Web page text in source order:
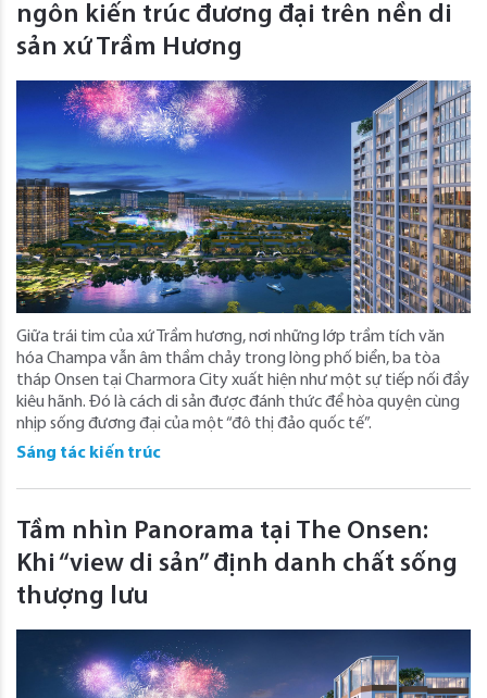
ngôn kiến trúc đương đại trên nền di
sản xứ Trầm Hương
Giữa trái tim của xứ Trầm hương, nơi những lớp trầm tích văn
hóa Champa vẫn âm thầm chảy trong lòng phố biển, ba tòa
tháp Onsen tại Charmora City xuất hiện như một sự tiếp nối đầy
kiêu hãnh. Đó là cách di sản được đánh thức để hòa quyện cùng
nhịp sống đương đại của một “đô thị đảo quốc tế”.
Sáng tác kiến trúc
Tầm nhìn Panorama tại The Onsen:
Khi “view di sản” định danh chất sống
thượng lưu